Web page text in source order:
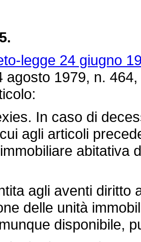
legge 24 giugno
agosto 1979, n. 464
In caso di
agli articoli
abitativa
agli aventi diritto
delle unità
disponibile,